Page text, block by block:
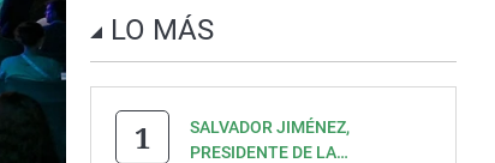
LO MÁS
SALVADOR JIMÉNEZ,
PRESIDENTE DE LA